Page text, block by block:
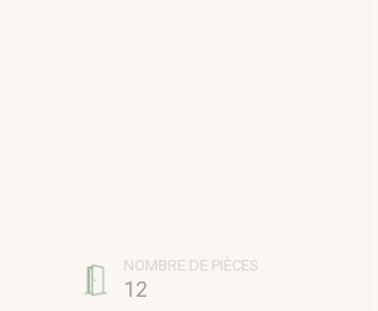
NOMBRE DE PIÈCES
12